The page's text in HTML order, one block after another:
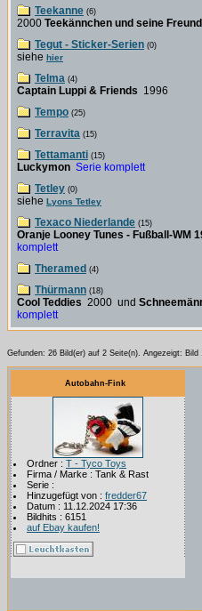
Teekanne (6)
2000 Teekännchen und seine
Tegut - Sticker-Serien (0)
siehe hier
Telma (4)
Captain Luppi & Friends 1996
Tempo (25)
Terravita (15)
Tettamanti (15)
Luckymon Serie komplett
Tetley (0)
siehe Lyons Tetley
Texaco Niederlande (15)
Oranje Looney Tunes - Fußball-WM
komplett
Theramed (4)
Thürmann (18)
Cool Teddies 2000 und
komplett
Gefunden: 26 Bild(er) auf 2 Seite(n). Angezeigt: Bild
Autobahn-Fink
Ordner : T - Tyco Toys
Firma / Marke : Tank & Rast
Serie :
Hinzugefügt von : fredder67
Datum : 11.12.2024 17:36
Bildhits : 6151
auf Ebay kaufen!